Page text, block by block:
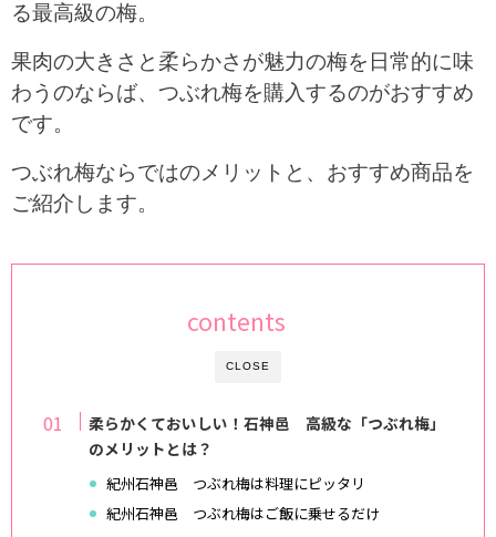
る最高級の梅。
果肉の大きさと柔らかさが魅力の梅を日常的に味
わうのならば、つぶれ梅を購入するのがおすすめ
です。
つぶれ梅ならではのメリットと、おすすめ商品を
ご紹介します。
CLOSE
contents
柔らかくておいしい！石神邑 高級な「つぶれ梅」
のメリットとは？
紀州石神邑 つぶれ梅は料理にピッタリ
紀州石神邑 つぶれ梅はご飯に乗せるだけ